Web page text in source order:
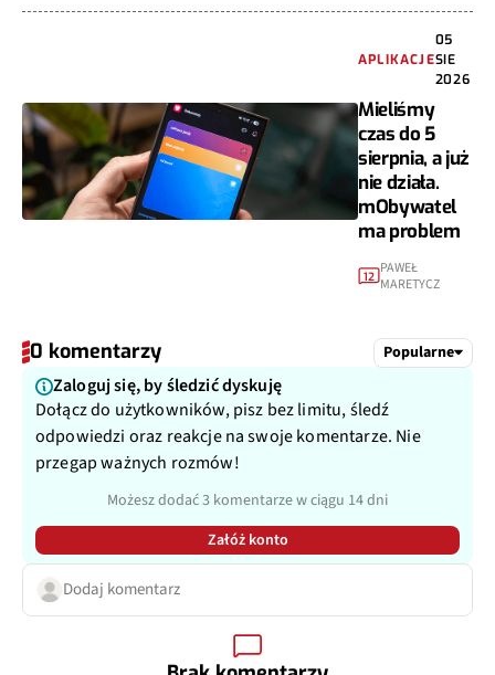
APLIKACJE
05
SIE
2026
Mieliśmy
czas do 5
sierpnia, a już
nie działa.
mObywatel
ma problem
12 PAWEŁ
MARETYCZ
0 komentarzy Popularne
Zaloguj się, by śledzić dyskuję
Dołącz do użytkowników, pisz bez limitu, śledź
odpowiedzi oraz reakcje na swoje komentarze. Nie
przegap ważnych rozmów!
Możesz dodać 3 komentarze w ciągu 14 dni
Załóż konto
Dodaj komentarz